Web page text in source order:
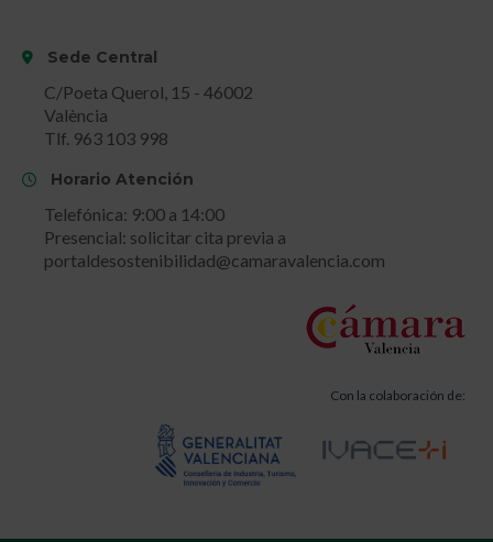
Sede Central
C/Poeta Querol, 15 - 46002
València
Tlf. 963 103 998
Horario Atención
Telefónica: 9:00 a 14:00
Presencial: solicitar cita previa a
portaldesostenibilidad@camaravalencia.com
Con la colaboración de: